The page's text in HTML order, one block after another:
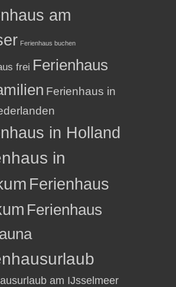
am
Ferienhaus buchen
frei Ferienhaus
Ferienhaus in
in Holland
in
Ferienhaus
Ferienhaus
am IJsselmeer